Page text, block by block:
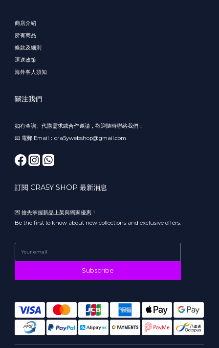
商店介紹
所有商品
條款及細則
運送政策
海外客人須知
關注我們
如有查詢、代購需求或合作邀請，歡迎隨時聯絡我們：
📧 電郵 Email：cra5ywebshop@gmail.com
訂閱 CRA5Y SHOP 最新消息
💌 搶先掌握新品上架與獨家優惠！
Be the first to know about new collections and exclusive offers.
Subscribe